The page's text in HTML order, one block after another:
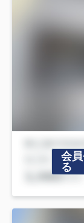
会
る